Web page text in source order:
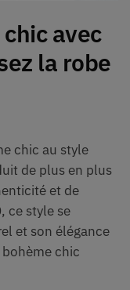
avec
la robe
chic au style
de plus en plus
et de
ce style se
et son élégance
chic